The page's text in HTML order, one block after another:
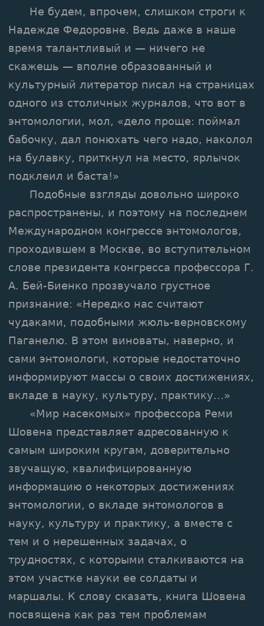
Не будем, впрочем, слишком строги к
Надежде Федоровне. Ведь даже в наше
время талантливый и — ничего не
скажешь — вполне образованный и
культурный литератор писал на страницах
одного из столичных журналов, что вот в
энтомологии, мол, «дело проще: поймал
бабочку, дал понюхать чего надо, наколол
на булавку, приткнул на место, ярлычок
подклеил и баста!»
Подобные взгляды довольно широко
распространены, и поэтому на последнем
Международном конгрессе энтомологов,
проходившем в Москве, во вступительном
слове президента конгресса профессора Г.
А. Бей-Биенко прозвучало грустное
признание: «Нередко нас считают
чудаками, подобными жюль-верновскому
Паганелю. В этом виноваты, наверно, и
сами энтомологи, которые недостаточно
информируют массы о своих достижениях,
вкладе в науку, культуру, практику...»
«Мир насекомых» профессора Реми
Шовена представляет адресованную к
самым широким кругам, доверительно
звучащую, квалифицированную
информацию о некоторых достижениях
энтомологии, о вкладе энтомологов в
науку, культуру и практику, а вместе с
тем и о нерешенных задачах, о
трудностях, с которыми сталкиваются на
этом участке науки ее солдаты и
маршалы. К слову сказать, книга Шовена
посвящена как раз тем проблемам